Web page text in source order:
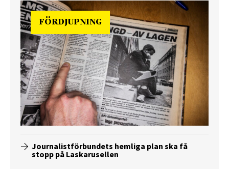
FÖRDJUPNING
Journalistförbundets hemliga plan ska få
stopp på Laskarusellen